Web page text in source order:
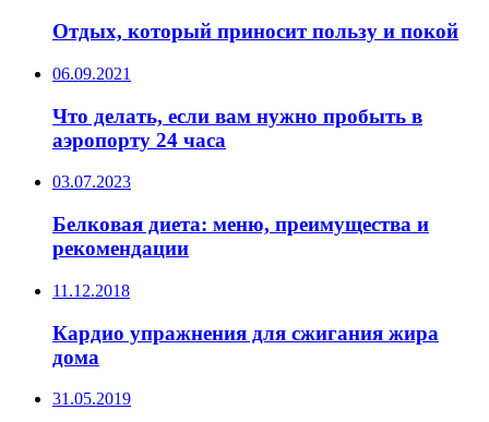
Отдых, который приносит пользу и покой
06.09.2021
Что делать, если вам нужно пробыть в
аэропорту 24 часа
03.07.2023
Белковая диета: меню, преимущества и
рекомендации
11.12.2018
Кардио упражнения для сжигания жира
дома
31.05.2019